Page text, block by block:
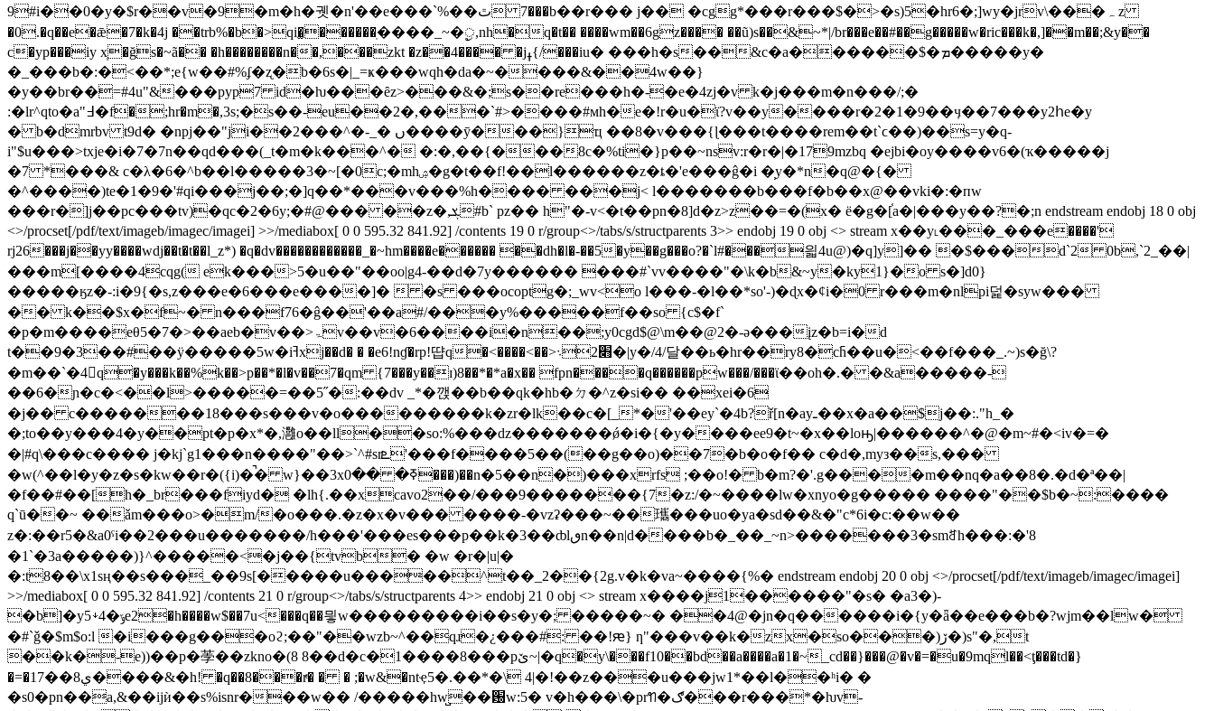
9#i��0�y�$r��v�9�m�h�궷�n'��e���`%��ٿ 7���b��r��� j�� �cgg*���r���$�>�s)5�hr6�;]wy�jrv\���ہ z
�0.�q��e�ǣ�7�k�4j ��trb%�b�>qi�͚������ֽ����_~�ᤢ,nh�q�t�� ����wm��6gz���� ��ũ)s��&~*|/br���e��#��g�����w�ric���k�,]��m��;&y��
c�yp���iy x̩�ğs�~ã�� �h��������n��,���zkt �z��4���� �jߪ{/���iu� ���h�s��&c�a������$�ܡ�����y�
�_���b�:�<��*;e{w��#%ʄ�ʐ�b�6s�|_=ҝ���wqh�da�~����&��4w��}
�y��br��=#4u"&���pyp7 id�ƕ���ȇz>���&�;s��re���h�-�e�4zj�v k�j���m�n���/;�
:�lr^qto�a"߃�f�;hr�m�,3ѕ;�s��-eu��2�,���`#>����#мh�e�!r�u�ϊ?v��y����r�2�1�9��ӌ��7���y2հe�y
� b�dmrbv t9d� �npj��"ji��2���^�-_� ں����ӯ���}ҵ ��8�v���{ɭ���t����rem��t`ϲ��)��s=y�q-
i"$u���>txje�i�7�7n��qd���(_t�m�k���^� �:�,��{���8c�%ti�}p��~nsv:r�r�|�179mzbq �ejbi�oy����v6�(ҡ�����j
�7 *���& c�λ�6�^b��l�����3�~[�0c;�mhۺ�g�t��f!��l������z�ȶ�'e���ĝ�i �̹y�*n�q@�{�
�^����)te�1�9�'#qi���j��;�]q��*���v���%h���� ���j< l�������b���f�b��x@��vki�:�пw
���r�]j��pc���tv)�qc�2�6y;�#@��� ��z�,ܮ#b` pz�� h"�-v<�t��pn�8]d�z>z��=�(x� ё�g�[֫a�|���y��?�;n endstream endobj 18 0 obj
<>/procset[/pdf/text/imageb/imagec/imagei] >>/mediabox[ 0 0 595.32 841.92] /contents 19 0 r/group<>/tabs/s/structparents 3>> endobj 19 0 obj <> stream x��y˪���_���e����'
rj26���j��yy����wdj��t�t��l_z*) �q�dv������������_�~hm����e������ ��dh�l�-��5�y��g���o?�`l#���읣4u@)�q]y]�� �$���d`2 0b,`2_��|
���m[����4cqg( ek���>5�u��"��oo|g4-��d�7y������ ���#`vv����"�\k�b&~y�ky1}�o s�]d0}
�����ӄz�-:i�9{�s,z���e�6���e����]�  �s ���ocoptg�;_wv<o l���-�l��*so'-)�ɖx�ȼi�0 r���m�nlpi덡�syw���
�� k��$x�f~� n���f76�ĝ��'��a#/���y%�����f��so {c$�f`
�p�m����eθ5�7�>��aeb�v��>ۃv��v�6����i�n��;y0cgd$@\m��@2�-ǝ���įz�b=i�d
t��9�3��#��ÿ�����5w�iߔxj��d� � �e6!nɠ�rp!땹q�<����<��>׋2܈�|y�/4/달��ь�hr��ry8�c߫h��u�<��f���_.~)s�ğ\?
�m��`�4󨵍q�y���k��%k��>p��*�l�v��7�qm {7���y��ɪ)8��*�*a�x�� fpn����q������pw���/���ϊ��oh�.� �&a�����-
��6�ɲ�c�<��l>�����=��5˝�:��dv _*�깭��b��qk�hb�ㄉ�^z�si�� ��xei�6
�j�� c�������18���s���v�o���������k�zr�lk��c�[_*�'��ey`�4b?ř[n�ayـ��x�a��$j��:."h_�
�;to��y���4�y��pt�p�х*�,灉o��ll��so:%���dz�������ǿ�i�{�y����ee9�t~�x��loԣ|������^�@�m~#�<iv�=�
�|#q\���c���� j�kj`g1���n����"��>`^#srܧ'���f����5��(��g��o)��7�b�o�f�� c�d�,myз��s,���
�w(^��l�y�z�s�kw��r�({i)�̚� w}��3xߧ� ��0���)��n�5��n�)���xrfs ;��o!� b�m?�'.g����m��nq�a��8�.�d�ª��|
�f��#��[h�_br���fiyd� �lh{.��xcavo2��/���9�������{7�z:/�~����lw�xnyo�g����� ����"��$b�~:����
q`ū��~ ��ǎm���o>�m/�o���.�z�x�v��� ����-�vzʡ���~��瓗���uo�ya�sd��&�"c*6i�c:��w��
z�:��r5� &a0ˤi��2���u�������/h���'���es���p��k�3��ȸlٯn��n|d����b�_��_~n>�������3�smꅊh���:�'8
�1`�3a�����)}^�����<�j��{tvb� �w �r�|u|�
�:t8��\x1sң��s���_��9s[�����u�����^t��_2��{2g.v�k�va~����{%� endstream endobj 20 0 obj <>/procset[/pdf/text/imageb/imagec/imagei]
>>/mediabox[ 0 0 595.32 841.92] /contents 21 0 r/group<>/tabs/s/structparents 4>> endobj 21 0 obj <> stream x����j1������"�s� �a3�)-
�b]�y5￬4�ݹe2�h����w$��7u<���q��믷w���������i��s�y�; �����~� ��4@�jn�q������i�{y�ǟ��e���b�?wjm��lw�
�#`ǧ�$m$o:l �i���g���oϩ;��"��wzb~^��qɹ�¿���#: ��!ԙ} ƞ"���v��k�zx�so���)ڒ�)s"�,t
��k�-e))��p�荸��zkno�(8 8��d�c�1����8���pێ~|�q�y\���f10��bd��a����a�1�~_cd��}���@�v�=�u�9mql��<ţ���td�}
�=�1ي8��7����&�h! �q��8���rͤ� � � ;�w&�ntҿ5�.��*�\ 4|�!��z���u���jw1*��l��ʰi� �
�s0�pn��a,&��ijѝ��s%isnr���w�� /�����hw̺��԰w:5� v�h���\�prꢒ�ګ���r���*�ƕv-